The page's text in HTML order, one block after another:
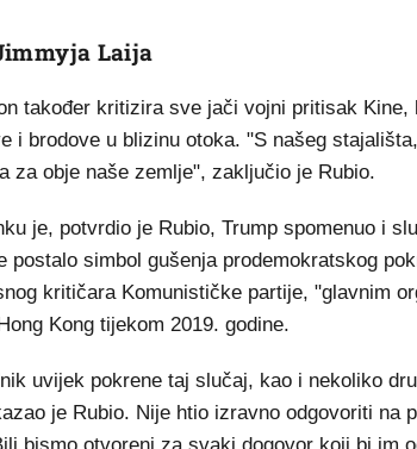
Laija
također kritizira sve jači vojni pritisak
i brodove u blizinu otoka. "S našeg
za obje naše zemlje", zaključio je Rubio.
je, potvrdio je Rubio, Trump spomenuo i
postalo simbol gušenja prodemokratskog
kritičara Komunističke partije, "glavnim
Kong tijekom 2019. godine.
uvijek pokrene taj slučaj, kao i nekoliko
je Rubio. Nije htio izravno odgovoriti na